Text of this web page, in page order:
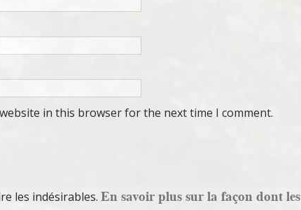
in this browser for the next time I comment.
les indésirables. En savoir plus sur la façon dont les